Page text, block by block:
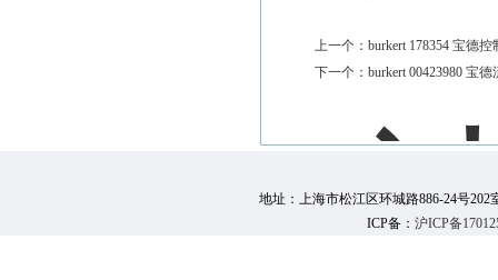
上一个： burkert 178354 宝德
下一个： burkert 00423980 宝
地址：上海市松江区环城路886-24号202
ICP备： 沪ICP备